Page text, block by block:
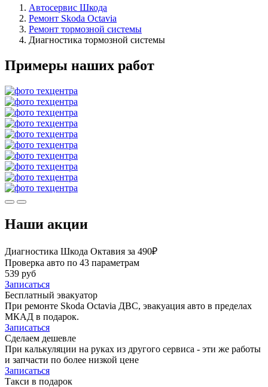
Автосервис Шкода
Ремонт Skoda Octavia
Ремонт тормозной системы
Диагностика тормозной системы
Примеры наших работ
Наши акции
Диагностика Шкода Октавия за 490₽
Проверка авто по 43 параметрам
539 руб
Записаться
Бесплатный эвакуатор
При ремонте Skoda Octavia ДВС, эвакуация авто в пределах
МКАД в подарок.
Записаться
Сделаем дешевле
При калькуляции на руках из другого сервиса - эти же работы
и запчасти по более низкой цене
Записаться
Такси в подарок